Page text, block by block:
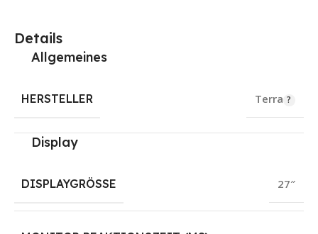
Details
Allgemeines
HERSTELLER Terra
Display
DISPLAYGRÖSSE 27″